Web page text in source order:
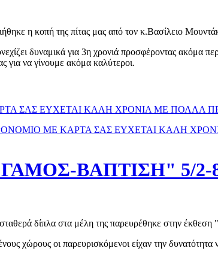
η κοπή της πίτας μας από τον κ.Βασίλειο
δυναμικά για 3η χρονιά προσφέροντας ακόμα
για να γίνουμε ακόμα καλύτεροι.
ΣΑΣ ΕΥΧΕΤΑΙ ΚΑΛΗ ΧΡΟΝΙΑ ΜΕ ΠΟΛΛΑ
ΜΕ ΚΑΡΤΑ ΣΑΣ ΕΥΧΕΤΑΙ ΚΑΛΗ
ΒΑΠΤΙΣΗ" 5/2-
δίπλα στα μέλη της παρευρέθηκε στην
χώρους οι παρευρισκόμενοι είχαν την